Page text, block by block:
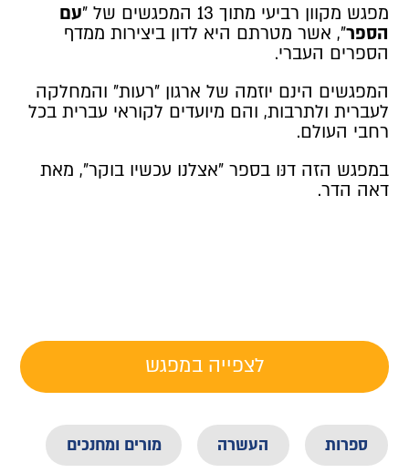
מפגש מקוון רביעי מתוך 13 המפגשים של "
עם
הספר", אשר מטרתם היא לדון ביצירות ממדף
הספרים העברי.
המפגשים הינם יוזמה של ארגון "רעות" והמחלקה
לעברית ולתרבות, והם מיועדים לקוראי עברית בכל
רחבי העולם.
במפגש הזה דנּו בספר "אצלנו עכשיו בוקר", מאת
דאה הדר.
לצפייה במפגש
ספרות העשרה מורים ומחנכים